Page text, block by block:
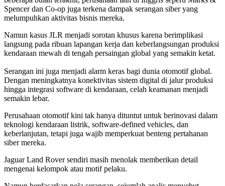
Spencer dan Co-op juga terkena dampak serangan siber yang
melumpuhkan aktivitas bisnis mereka.
Namun kasus JLR menjadi sorotan khusus karena berimplikasi
langsung pada ribuan lapangan kerja dan keberlangsungan produksi
kendaraan mewah di tengah persaingan global yang semakin ketat.
Serangan ini juga menjadi alarm keras bagi dunia otomotif global.
Dengan meningkatnya konektivitas sistem digital di jalur produksi
hingga integrasi software di kendaraan, celah keamanan menjadi
semakin lebar.
Perusahaan otomotif kini tak hanya dituntut untuk berinovasi dalam
teknologi kendaraan listrik, software-defined vehicles, dan
keberlanjutan, tetapi juga wajib memperkuat benteng pertahanan
siber mereka.
Jaguar Land Rover sendiri masih menolak memberikan detail
mengenai kelompok atau motif pelaku.